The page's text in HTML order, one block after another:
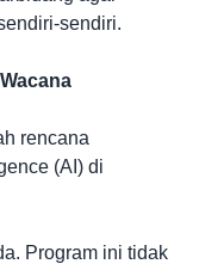
sendiri.
rencana
(AI) di
Program ini tidak